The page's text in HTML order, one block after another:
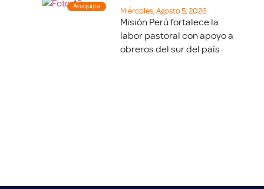
Arequipa
Miércoles, Agosto 5, 2026
Misión Perú fortalece la
labor pastoral con apoyo a
obreros del sur del país